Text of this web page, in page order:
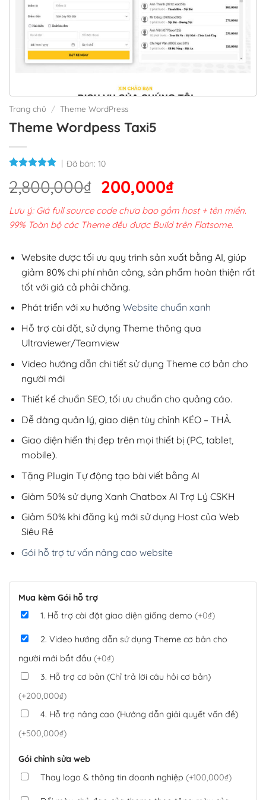
Trang chủ / Theme WordPress
Theme Wordpess Taxi5
Đã bán: 10
2,800,000₫ Giá
gốc
là:
2,800,000₫.
200,000₫Giá
hiện
tại
200,000₫.
Lưu ý: Giá full source code chưa bao gồm host + tên miền.
99% Toàn bộ các Theme đều được Build trên Flatsome.
Website được tối ưu quy trình sản xuất bằng AI, giúp
giảm 80% chi phí nhân công, sản phẩm hoàn thiện rất
tốt với giá cả phải chăng.
Phát triển với xu hướng Website chuẩn xanh
Hỗ trợ cài đặt, sử dụng Theme thông qua
Ultraviewer/Teamview
Video hướng dẫn chi tiết sử dụng Theme cơ bản cho
người mới
Thiết kế chuẩn SEO, tối ưu chuẩn cho quảng cáo.
Dễ dàng quản lý, giao diện tùy chỉnh KÉO – THẢ.
Giao diện hiển thị đẹp trên mọi thiết bị (PC, tablet,
mobile).
Tặng Plugin Tự động tạo bài viết bằng AI
Giảm 50% sử dụng Xanh Chatbox AI Trợ Lý CSKH
Giảm 50% khi đăng ký mới sử dụng Host của Web
Siêu Rẻ
Gói hỗ trợ tư vấn nâng cao website
Mua kèm Gói hỗ trợ
1. Hỗ trợ cài đặt giao diện giống demo (+0₫)
2. Video hướng dẫn sử dụng Theme cơ bản cho
người mới bắt đầu (+0₫)
3. Hỗ trợ cơ bản (Chỉ trả lời câu hỏi cơ bản)
(+200,000₫)
4. Hỗ trợ nâng cao (Hướng dẫn giải quyết vấn đề)
(+500,000₫)
Gói chỉnh sửa web
Thay logo & thông tin doanh nghiệp (+100,000₫)